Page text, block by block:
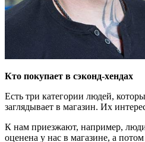
Кто покупает в сэконд-хендах
Есть три категории людей,
заглядывает в магазин. Их
К нам приезжают, например,
оценена у нас в магазине, а